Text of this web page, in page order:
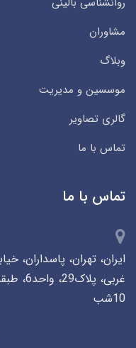
مشاوران
وبلاگ
موسسین و مدیریت
گالری تصاویر
تماس با ما
تماس با ما
ایران، تهران، پاسداران،
10شب